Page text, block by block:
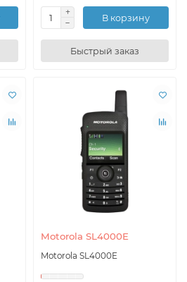
В корзину
Быстрый заказ
Motorola SL4000E
Motorola SL4000E